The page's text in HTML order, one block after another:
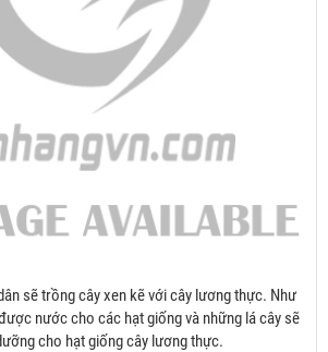
sẽ trồng cây xen kẽ với cây lương thực. Như
nước cho các hạt giống và những lá cây sẽ
cho hạt giống cây lương thực.